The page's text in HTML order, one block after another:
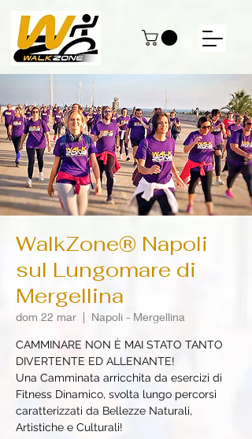
WalkZone® Napoli
sul Lungomare di
Mergellina
dom 22 mar
  |
Napoli - Mergellina
CAMMINARE NON È MAI STATO TANTO
DIVERTENTE ED ALLENANTE!
Una Camminata arricchita da esercizi di
Fitness Dinamico, svolta lungo percorsi
caratterizzati da Bellezze Naturali,
Artistiche e Culturali!